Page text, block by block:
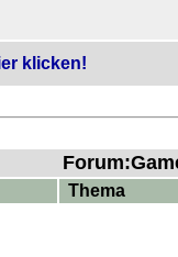
klicken!
Thema